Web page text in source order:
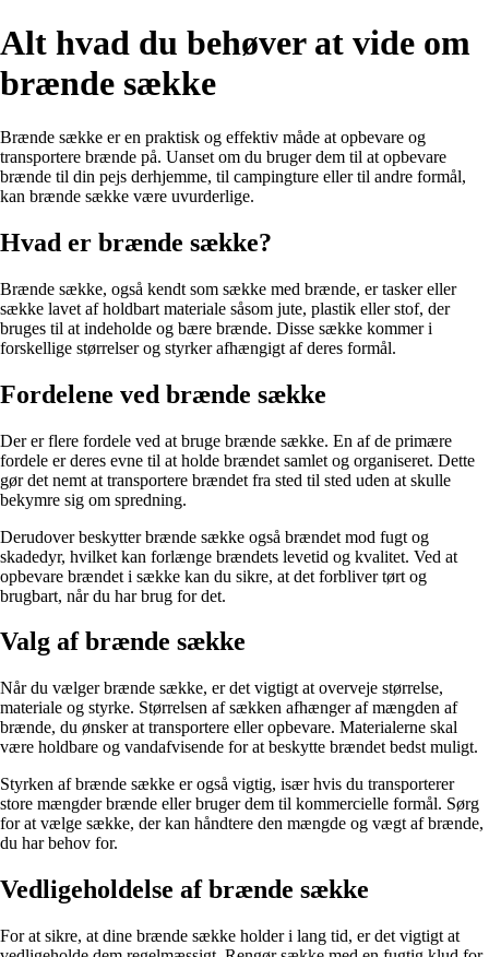
Alt hvad du behøver at vide om
brænde sække
Brænde sække er en praktisk og effektiv måde at opbevare og
transportere brænde på. Uanset om du bruger dem til at opbevare
brænde til din pejs derhjemme, til campingture eller til andre formål,
kan brænde sække være uvurderlige.
Hvad er brænde sække?
Brænde sække, også kendt som sække med brænde, er tasker eller
sække lavet af holdbart materiale såsom jute, plastik eller stof, der
bruges til at indeholde og bære brænde. Disse sække kommer i
forskellige størrelser og styrker afhængigt af deres formål.
Fordelene ved brænde sække
Der er flere fordele ved at bruge brænde sække. En af de primære
fordele er deres evne til at holde brændet samlet og organiseret. Dette
gør det nemt at transportere brændet fra sted til sted uden at skulle
bekymre sig om spredning.
Derudover beskytter brænde sække også brændet mod fugt og
skadedyr, hvilket kan forlænge brændets levetid og kvalitet. Ved at
opbevare brændet i sække kan du sikre, at det forbliver tørt og
brugbart, når du har brug for det.
Valg af brænde sække
Når du vælger brænde sække, er det vigtigt at overveje størrelse,
materiale og styrke. Størrelsen af sækken afhænger af mængden af
brænde, du ønsker at transportere eller opbevare. Materialerne skal
være holdbare og vandafvisende for at beskytte brændet bedst muligt.
Styrken af brænde sække er også vigtig, især hvis du transporterer
store mængder brænde eller bruger dem til kommercielle formål. Sørg
for at vælge sække, der kan håndtere den mængde og vægt af brænde,
du har behov for.
Vedligeholdelse af brænde sække
For at sikre, at dine brænde sække holder i lang tid, er det vigtigt at